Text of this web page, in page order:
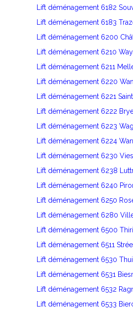
Lift déménagement 6182
Lift déménagement 6183
Lift déménagement 6200
Lift déménagement 6210
Lift déménagement 6211
Lift déménagement 6220
Lift déménagement 6221
Lift déménagement 6222
Lift déménagement 6223
Lift déménagement 6224
Lift déménagement 6230
Lift déménagement 6238
Lift déménagement 6240
Lift déménagement 6250
Lift déménagement 6280
Lift déménagement 6500
Lift déménagement 6511 Strée
Lift déménagement 6530
Lift déménagement 6531
Lift déménagement 6532
Lift déménagement 6533